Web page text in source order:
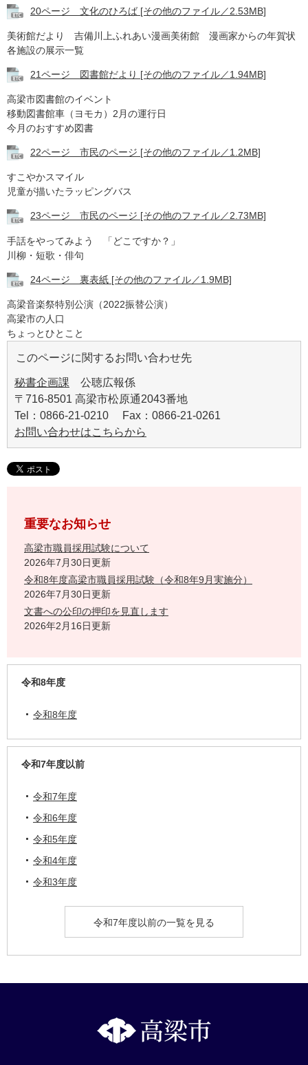
20ページ 文化のひろば [その他のファイル／2.53MB]
美術館だより 吉備川上ふれあい漫画美術館 漫画家からの年賀状
各施設の展示一覧
21ページ 図書館だより [その他のファイル／1.94MB]
高梁市図書館のイベント
移動図書館車（ヨモカ）2月の運行日
今月のおすすめ図書
22ページ 市民のページ [その他のファイル／1.2MB]
すこやかスマイル
児童が描いたラッピングバス
23ページ 市民のページ [その他のファイル／2.73MB]
手話をやってみよう 「どこですか？」
川柳・短歌・俳句
24ページ 裏表紙 [その他のファイル／1.9MB]
高梁音楽祭特別公演（2022振替公演）
高梁市の人口
ちょっとひとこと
このページに関するお問い合わせ先
秘書企画課 公聴広報係
〒716-8501 高梁市松原通2043番地
Tel：0866-21-0210 Fax：0866-21-0261
お問い合わせはこちらから
重要なお知らせ
高梁市職員採用試験について
2026年7月30日更新
令和8年度高梁市職員採用試験（令和8年9月実施分）
2026年7月30日更新
文書への公印の押印を見直します
2026年2月16日更新
令和8年度
令和8年度
令和7年度以前
令和7年度
令和6年度
令和5年度
令和4年度
令和3年度
令和7年度以前の一覧を見る